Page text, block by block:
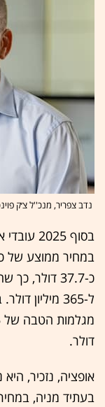
נדב צפריר, מנכ''ל צ׳ק
בסוף
כ-37.7
ל-365
דולר.
אופציה, נזכיר,
בעתיד מניה,